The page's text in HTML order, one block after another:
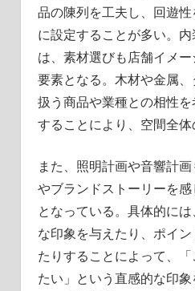
品の陳列を工夫し、回遊
に設定することが多い。
は、素材選びも店舗イメ
要素となる。木材や金属、
扱う商品や業種との相性
することにより、空間全体
また、照明計画や音響計
やブランドストーリーを
となっている。具体的に
な印象を与えたり、ポイ
たりすることによって、
たい」という直感的な印